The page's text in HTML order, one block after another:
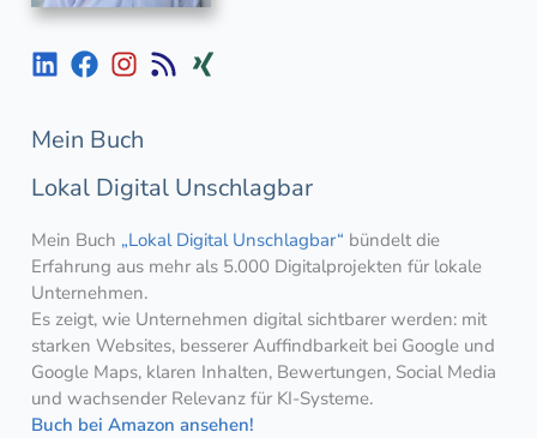
Mein Buch
Lokal Digital Unschlagbar
Mein Buch „Lokal Digital Unschlagbar“ bündelt die
Erfahrung aus mehr als 5.000 Digitalprojekten für lokale
Unternehmen.
Es zeigt, wie Unternehmen digital sichtbarer werden: mit
starken Websites, besserer Auffindbarkeit bei Google und
Google Maps, klaren Inhalten, Bewertungen, Social Media
und wachsender Relevanz für KI-Systeme.
Buch bei Amazon ansehen!